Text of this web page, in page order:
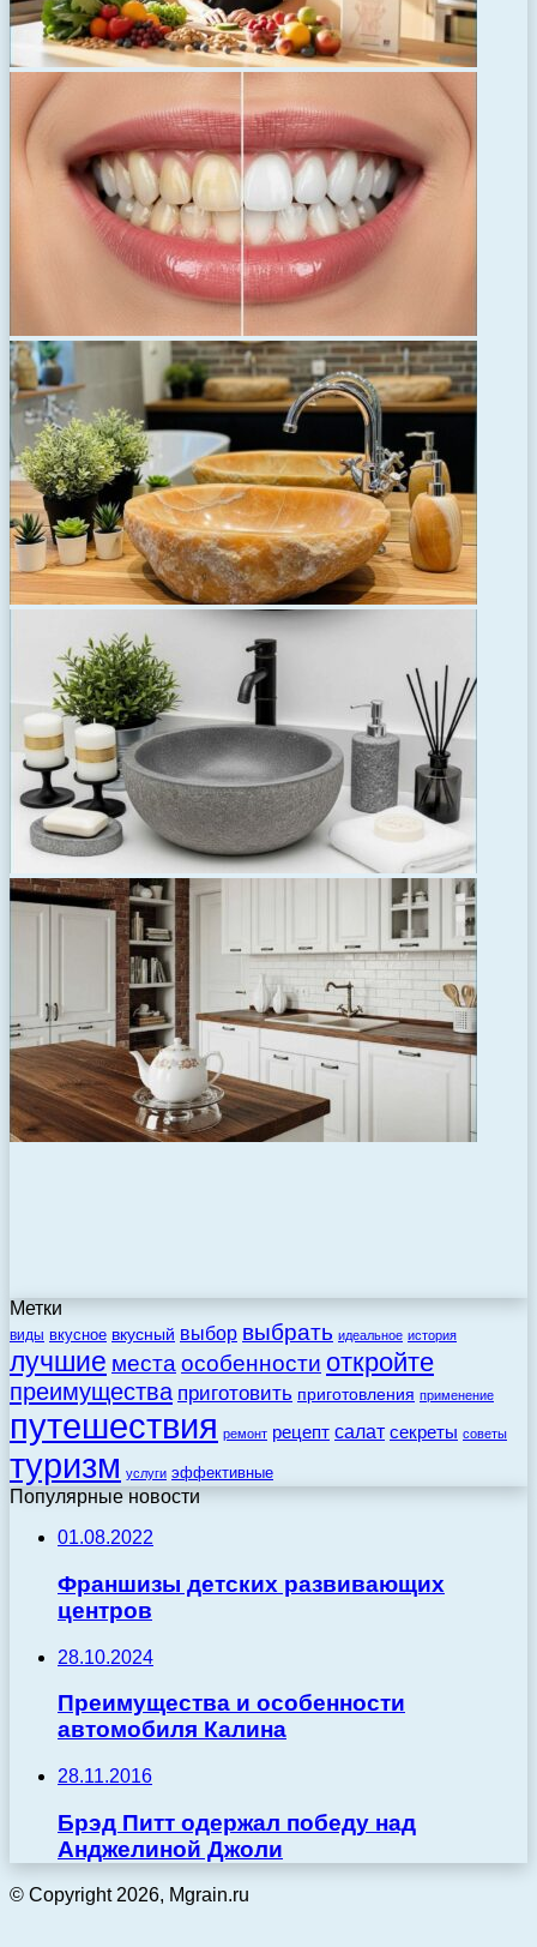
Метки
виды вкусное вкусный выбор выбрать идеальное история
лучшие места особенности откройте
преимущества приготовить приготовления применение
путешествия ремонт рецепт салат секреты советы
туризм услуги эффективные
Популярные новости
01.08.2022
Франшизы детских развивающих
центров
28.10.2024
Преимущества и особенности
автомобиля Калина
28.11.2016
Брэд Питт одержал победу над
Анджелиной Джоли
© Copyright 2026, Mgrain.ru